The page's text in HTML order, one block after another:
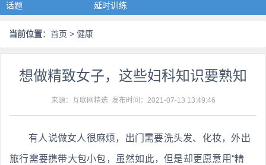
话题
延时训练
当前位置： 首页 > 健康
想做精致女子，这些妇科知识要熟知
来源：互联网精选 发布时间： 2021-07-13 13:49:46
有人说做女人很麻烦，出门需要洗头发、化妆，外出
旅行需要携带大包小包，虽然如此，但是却更愿意用“精